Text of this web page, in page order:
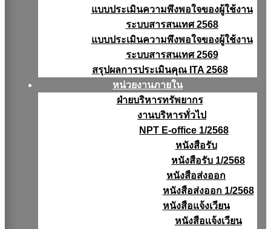
แบบประเมินความพึงพอใจของผู้ใช้งาน
ระบบสารสนเทศ 2568
แบบประเมินความพึงพอใจของผู้ใช้งาน
ระบบสารสนเทศ 2569
สรุปผลการประเมินคุณ ITA 2568
หน่วยงานภายใน
ฝ่ายบริหารทรัพยากร
งานบริหารทั่วไป
NPT E-office 1/2568
หนังสือรับ
หนังสือรับ 1/2568
หนังสือส่งออก
หนังสือส่งออก 1/2568
หนังสือแจ้งเวียน
หนังสือเเจ้งเวียน